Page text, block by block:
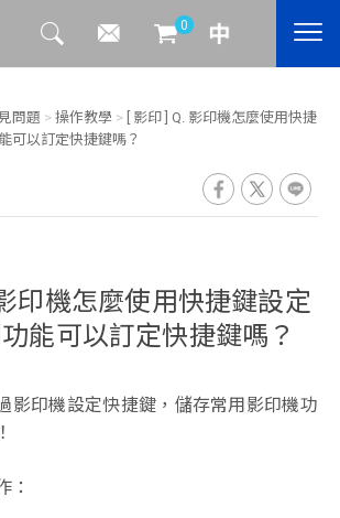
0
問題 > 操作教學 > [ 影印 ] Q. 影印機怎麼使用快捷
可以訂定快捷鍵嗎？
印機怎麼使用快捷鍵設定
能可以訂定快捷鍵嗎？
影印機設定快捷鍵，儲存常用影印機功
：